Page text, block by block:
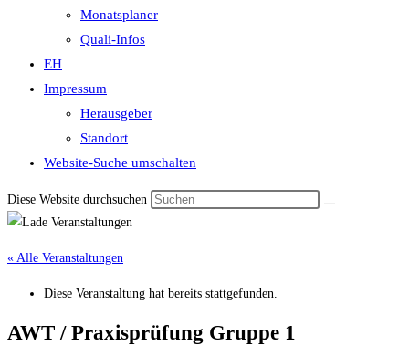
Monatsplaner
Quali-Infos
EH
Impressum
Herausgeber
Standort
Website-Suche umschalten
Diese Website durchsuchen
« Alle Veranstaltungen
Diese Veranstaltung hat bereits stattgefunden.
AWT / Praxis­prüfung Gruppe 1